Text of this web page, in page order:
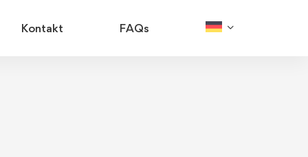
Kontakt FAQs